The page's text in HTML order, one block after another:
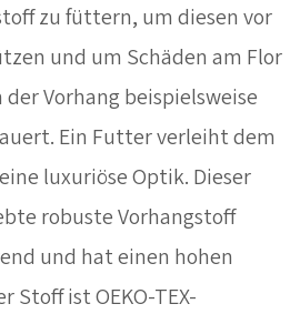
zu füttern, um diesen vor
und um Schäden am Flor
Vorhang beispielsweise
Ein Futter verleiht dem
luxuriöse Optik. Dieser
robuste Vorhangstoff
und hat einen hohen
Stoff ist OEKO-TEX-